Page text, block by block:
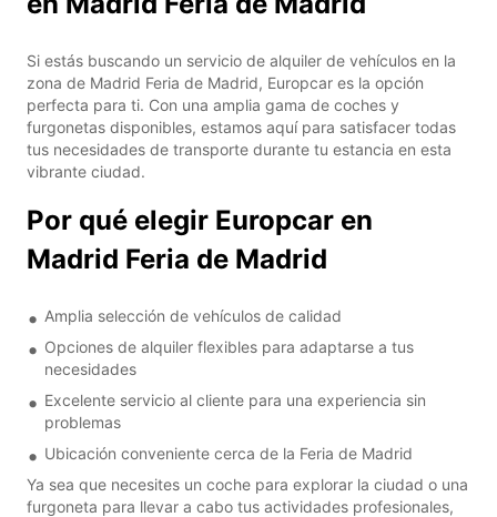
Si estás buscando un servicio de alquiler de vehículos en la
zona de Madrid Feria de Madrid, Europcar es la opción
perfecta para ti. Con una amplia gama de coches y
furgonetas disponibles, estamos aquí para satisfacer todas
tus necesidades de transporte durante tu estancia en esta
vibrante ciudad.
Por qué elegir Europcar en
Madrid Feria de Madrid
Amplia selección de vehículos de calidad
Opciones de alquiler flexibles para adaptarse a tus
necesidades
Excelente servicio al cliente para una experiencia sin
problemas
Ubicación conveniente cerca de la Feria de Madrid
Ya sea que necesites un coche para explorar la ciudad o una
furgoneta para llevar a cabo tus actividades profesionales,